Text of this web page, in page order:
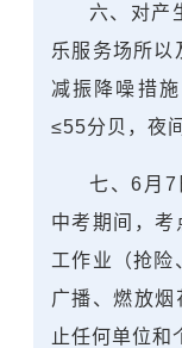
六、对产
乐服务场所以
减振降噪措
≤55分贝，夜
七、6月7
中考期间，
工作业（抢险
广播、燃放
止任何单位和